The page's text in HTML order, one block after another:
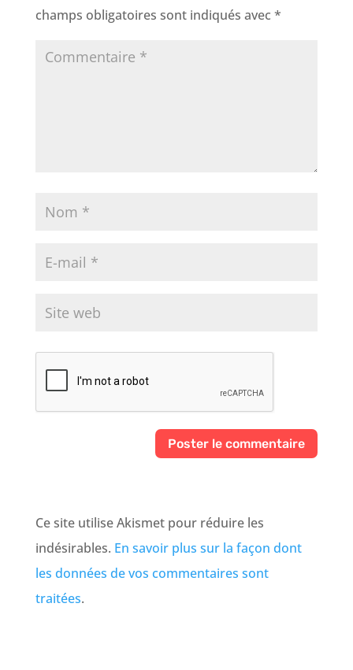
champs obligatoires sont indiqués avec *
Ce site utilise Akismet pour réduire les
indésirables. En savoir plus sur la façon dont
les données de vos commentaires sont
traitées.